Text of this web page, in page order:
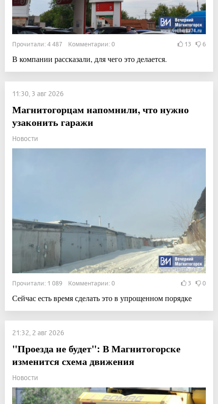
Прочитали: 4 487 Комментарии: 0 13 6
В компании рассказали, для чего это делается.
11:30, 3 авг 2026
Магнитогорцам напомнили, что нужно
узаконить гаражи
Новости
Прочитали: 1 089 Комментарии: 0 3 0
Сейчас есть время сделать это в упрощенном порядке
21:32, 2 авг 2026
"Проезда не будет": В Магнитогорске
изменится схема движения
Новости